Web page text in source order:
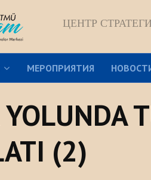
ЦЕНТР
МЕРОПРИЯТИЯ
(2)